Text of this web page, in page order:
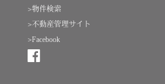
>物件検索
>不動産管理サイト
>Facebook